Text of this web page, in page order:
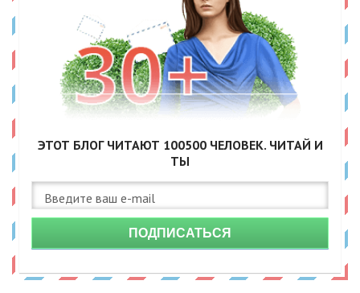
ЭТОТ БЛОГ ЧИТАЮТ 100500ЧЕЛОВЕК. ЧИТАЙ И
ТЫ
ПОДПИСАТЬСЯ